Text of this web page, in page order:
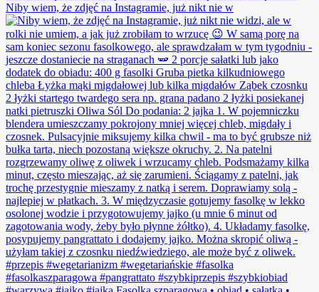
Niby wiem, że zdjęć na Instagramie, już nikt nie w